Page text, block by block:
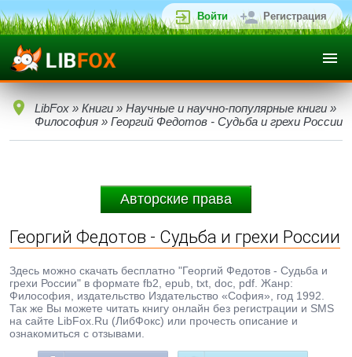
Войти Регистрация
LibFox » Книги » Научные и научно-популярные книги »
Философия » Георгий Федотов - Судьба и грехи России
Авторские права
Георгий Федотов - Судьба и грехи России
Здесь можно скачать бесплатно "Георгий Федотов - Судьба и
грехи России" в формате fb2, epub, txt, doc, pdf. Жанр:
Философия, издательство Издательство «София», год 1992.
Так же Вы можете читать книгу онлайн без регистрации и SMS
на сайте LibFox.Ru (ЛибФокс) или прочесть описание и
ознакомиться с отзывами.